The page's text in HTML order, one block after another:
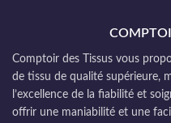
Comptoir des Tissus vous
de tissu de qualité supérieure,
l’excellence de la fiabilité et
offrir une maniabilité et une